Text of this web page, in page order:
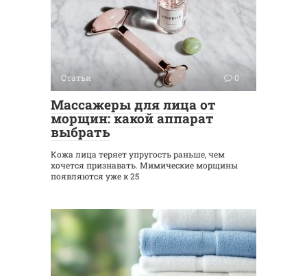
Статьи 0
Массажеры для лица от
морщин: какой аппарат
выбрать
Кожа лица теряет упругость раньше, чем
хочется признавать. Мимические морщины
появляются уже к 25